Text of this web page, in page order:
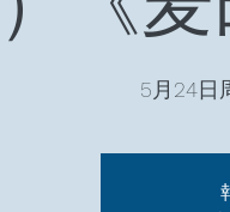
5月24日